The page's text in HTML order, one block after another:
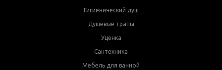
Гигиенический душ
Душевые трапы
Уценка
Сантехника
Мебель для ванной